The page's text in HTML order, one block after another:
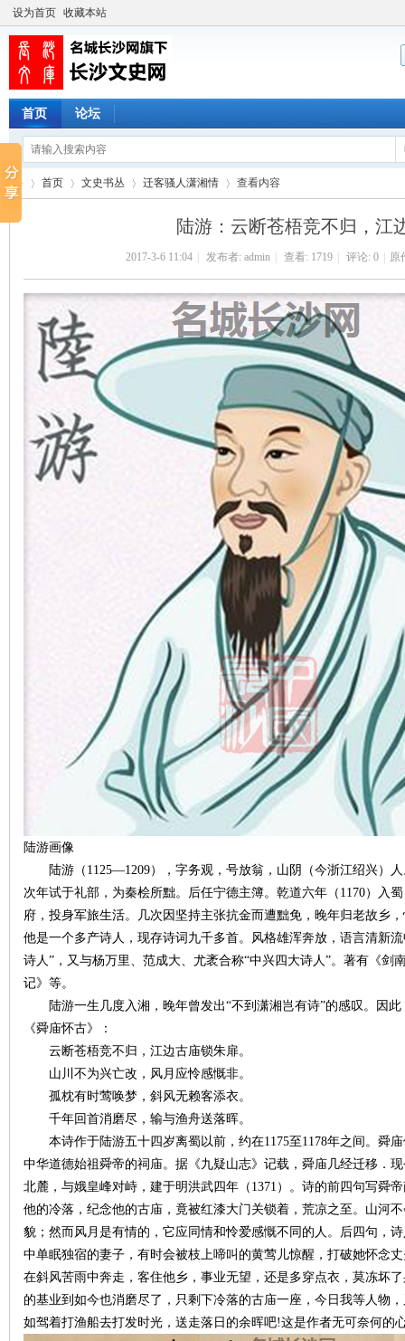
设为首页 收藏本站
首页 论坛
首页 文史书丛
›
迁客骚人潇湘情
›
查看内容
陆游：云断苍梧竞不归，江
2017-3-6 11:04 发布者: admin 查看: 1719 评论: 0 原
陆游画像
陆游（1125—1209），字务观，号放翁，山阴（今浙江绍兴）人
次年试于礼部，为秦桧所黜。后任宁德主簿。乾道六年（1170）入
府，投身军旅生活。几次因坚持主张抗金而遭黜免，晚年归老故乡
他是一个多产诗人，现存诗词九千多首。风格雄浑奔放，语言清新
诗人”，又与杨万里、范成大、尤袤合称“中兴四大诗人”。著有《剑
记》等。
陆游一生几度入湘，晚年曾发出“不到潇湘岂有诗”的感叹。因此
《舜庙怀古》：
云断苍梧竞不归，江边古庙锁朱扉。
山川不为兴亡改，风月应怜感慨非。
孤枕有时莺唤梦，斜风无赖客添衣。
千年回首消磨尽，输与渔舟送落晖。
本诗作于陆游五十四岁离蜀以前，约在1175至1178年之间。舜
中华道德始祖舜帝的祠庙。据《九疑山志》记载，舜庙几经迁移．
北麓，与娥皇峰对峙，建于明洪武四年（1371）。诗的前四句写舜
他的冷落，纪念他的古庙，竟被红漆大门关锁着，荒凉之至。山河
貌；然而风月是有情的，它应同情和怜爱感慨不同的人。后四句，
中单眠独宿的妻子，有时会被枝上啼叫的黄莺儿惊醒，打破她怀念
在斜风苦雨中奔走，客住他乡，事业无望，还是多穿点衣，莫冻坏
的基业到如今也消磨尽了，只剩下冷落的古庙一座，今日我等人物
如驾着打渔船去打发时光，送走落日的余晖吧!这是作者无可奈何的